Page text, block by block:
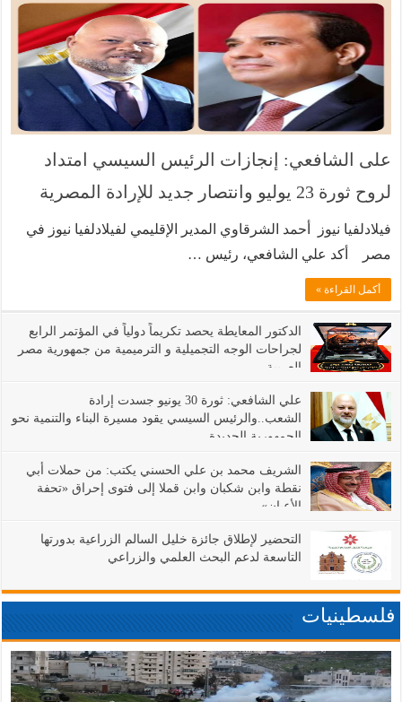
على الشافعي: إنجازات الرئيس السيسي امتداد
لروح ثورة 23 يوليو وانتصار جديد للإرادة المصرية
فيلادلفيا نيوز أحمد الشرقاوي المدير الإقليمي لفيلادلفيا نيوز في
مصر أكد علي الشافعي، رئيس …
أكمل القراءة »
الدكتور المعايطة يحصد تكريماً دولياً في المؤتمر الرابع
لجراحات الوجه التجميلية و الترميمية من جمهورية مصر
العربية
علي الشافعي: ثورة 30 يونيو جسدت إرادة
الشعب..والرئيس السيسي يقود مسيرة البناء والتنمية نحو
الجمهورية الجديدة
الشريف محمد بن علي الحسني يكتب: من حملات أبي
نقطة وابن شكبان وابن قملا إلى فتوى إحراق «تحفة
الأعيان»
التحضير لإطلاق جائزة خليل السالم الزراعية بدورتها
التاسعة لدعم البحث العلمي والزراعي
فلسطينيات